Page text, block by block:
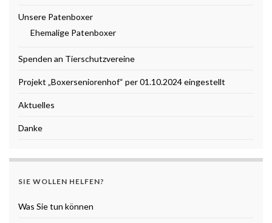
Unsere Patenboxer
Ehemalige Patenboxer
Spenden an Tierschutzvereine
Projekt „Boxerseniorenhof“ per 01.10.2024 eingestellt
Aktuelles
Danke
SIE WOLLEN HELFEN?
Was Sie tun können